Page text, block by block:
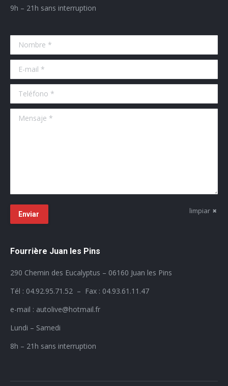
9h – 21h sans interruption
Nombre *
E-mail *
Teléfono *
Mensaje *
Enviar limpiar
Fourrière Juan les Pins
290 Chemin des Eucalyptus – 06160 Juan les Pins
Tél : 04.92.95.71.52 – Fax : 04.93.61.11.47
e-mail : autolive@hotmail.fr
Lundi – Samedi
8h – 21h sans interruption